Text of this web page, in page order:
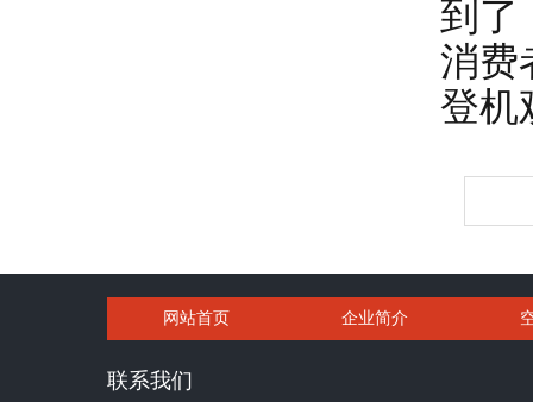
到了
消费
登机
网站首页 企业简介
联系我们